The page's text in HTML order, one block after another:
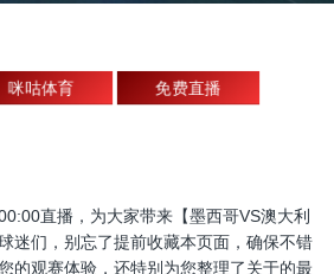
咪咕体育 免费直播
直播，为大家带来【墨西哥VS澳大利
迷们，别忘了提前收藏本页面，确保不错
的观赛体验，还特别为您整理了关于的最